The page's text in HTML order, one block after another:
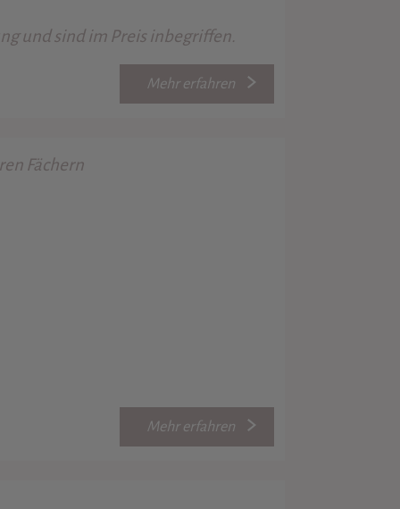
und sind im Preis inbegriffen.
Mehr erfahren
Fächern
Mehr erfahren